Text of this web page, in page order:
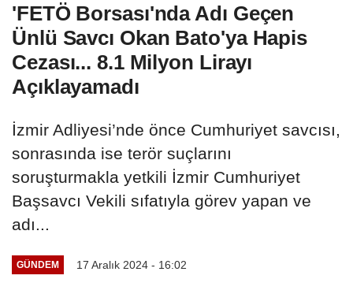
'FETÖ Borsası'nda Adı Geçen
Ünlü Savcı Okan Bato'ya Hapis
Cezası... 8.1 Milyon Lirayı
Açıklayamadı
İzmir Adliyesi’nde önce Cumhuriyet savcısı,
sonrasında ise terör suçlarını
soruşturmakla yetkili İzmir Cumhuriyet
Başsavcı Vekili sıfatıyla görev yapan ve
adı...
GÜNDEM 17 Aralık 2024 - 16:02